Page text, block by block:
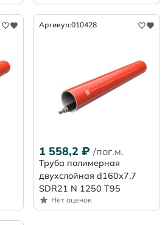
Артикул:010428
1 558,2 ₽ /пог.м.
Труба полимерная
двухслойная d160x7,7
SDR21 N 1250 Т95
Нет оценок